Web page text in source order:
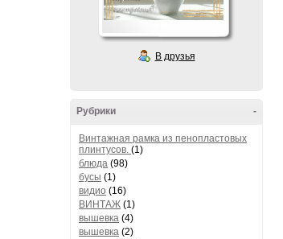
В друзья
-
Рубрики
Винтажная рамка из пенопластовых
плинтусов. (1)
блюда (98)
бусы (1)
видио (16)
ВИНТАЖ (1)
вышевка (4)
вышевка (2)